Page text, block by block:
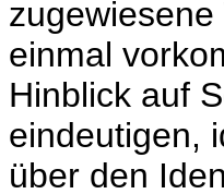
einmal
Hinblick auf
eindeutigen,
über den